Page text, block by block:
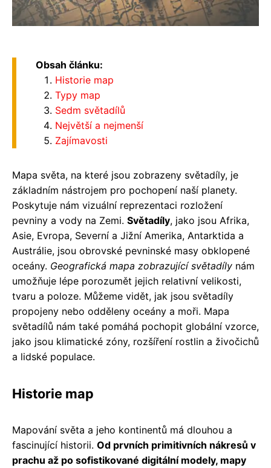
Obsah článku:
Historie map
Typy map
Sedm světadílů
Největší a nejmenší
Zajímavosti
Mapa světa, na které jsou zobrazeny světadíly, je
základním nástrojem pro pochopení naší planety.
Poskytuje nám vizuální reprezentaci rozložení
pevniny a vody na Zemi. Světadíly, jako jsou Afrika,
Asie, Evropa, Severní a Jižní Amerika, Antarktida a
Austrálie, jsou obrovské pevninské masy obklopené
oceány. Geografická mapa zobrazující světadíly nám
umožňuje lépe porozumět jejich relativní velikosti,
tvaru a poloze. Můžeme vidět, jak jsou světadíly
propojeny nebo odděleny oceány a moři. Mapa
světadílů nám také pomáhá pochopit globální vzorce,
jako jsou klimatické zóny, rozšíření rostlin a živočichů
a lidské populace.
Historie map
Mapování světa a jeho kontinentů má dlouhou a
fascinující historii. Od prvních primitivních nákresů v
prachu až po sofistikované digitální modely, mapy